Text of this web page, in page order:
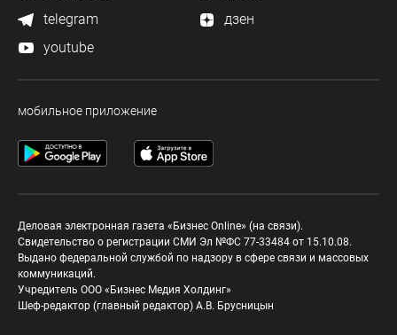
telegram
дзен
youtube
мобильное приложение
Деловая электронная газета «Бизнес Online» (на связи).
Свидетельство о регистрации СМИ Эл №ФС 77-33484 от 15.10.08.
Выдано федеральной службой по надзору в сфере связи и массовых
коммуникаций.
Учредитель ООО «Бизнес Медия Холдинг»
Шеф-редактор (главный редактор) А.В. Брусницын